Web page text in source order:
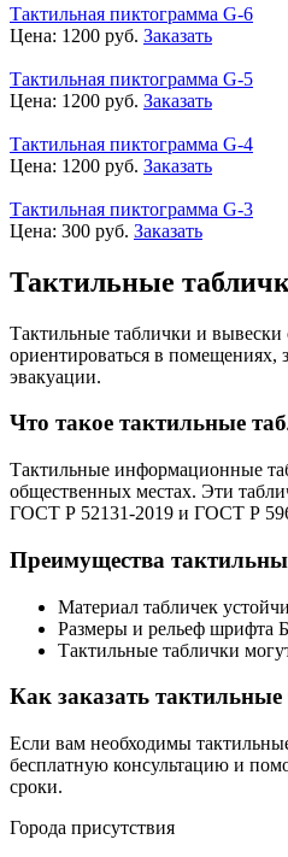
Тактильная пиктограмма G-6
Цена: 1200 руб. Заказать
Тактильная пиктограмма G-5
Цена: 1200 руб. Заказать
Тактильная пиктограмма G-4
Цена: 1200 руб. Заказать
Тактильная пиктограмма G-3
Цена: 300 руб. Заказать
Тактильные
Тактильные таблички и
ориентироваться в
эвакуации.
Что такое тактильные
Тактильные информационные
общественных местах. Эти
ГОСТ Р 52131-2019 и ГОСТ Р
Преимущества
Материал табличек
Размеры и рельеф шрифта
Тактильные таблички
Как заказать
Если вам необходимы
бесплатную консультацию и
сроки.
Города присутствия